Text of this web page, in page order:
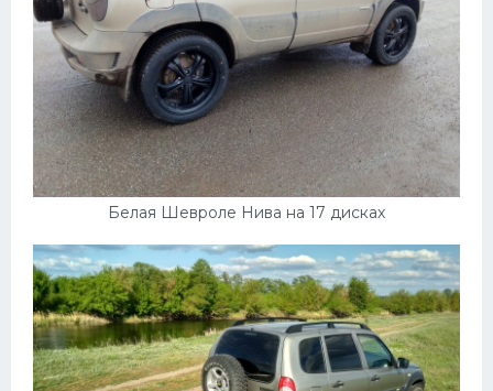
Белая Шевроле Нива на 17 дисках